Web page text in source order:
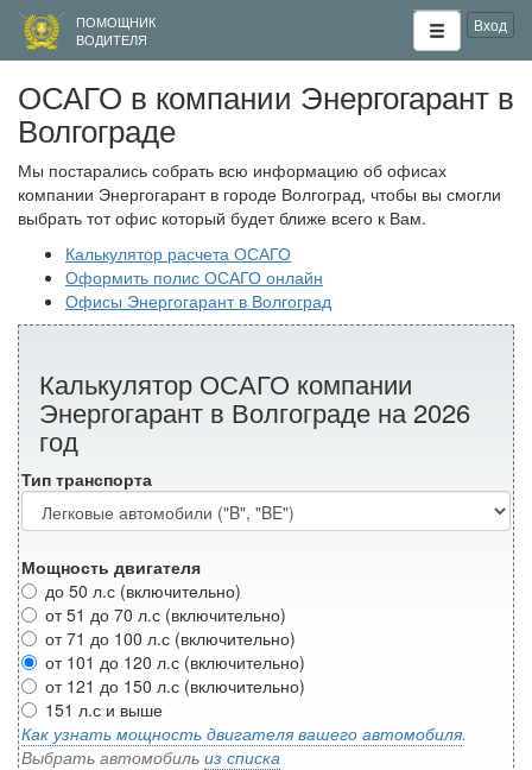
ПОМОЩНИК
ВОДИТЕЛЯ
Вход
ОСАГО в компании Энергогарант в
Волгограде
Мы постарались собрать всю информацию об офисах
компании Энергогарант в городе Волгоград, чтобы вы смогли
выбрать тот офис который будет ближе всего к Вам.
Калькулятор расчета ОСАГО
Оформить полис ОСАГО онлайн
Офисы Энергогарант в Волгоград
Калькулятор ОСАГО компании
Энергогарант в Волгограде на 2026
год
Тип транспорта
Мощность двигателя
до 50 л.с (включительно)
от 51 до 70 л.с (включительно)
от 71 до 100 л.с (включительно)
от 101 до 120 л.с (включительно)
от 121 до 150 л.с (включительно)
151 л.с и выше
Как узнать мощность двигателя вашего автомобиля.
Выбрать автомобиль из списка